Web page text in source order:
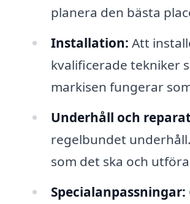
planera den bästa
Installation: Att
kvalificerade tekniker
markisen fungerar
Underhåll och
regelbundet
som det ska och
Specialanpassningar: